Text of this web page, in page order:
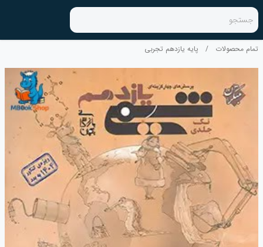
جستجو
تمام محصولات / پایه یازدهم تجربی